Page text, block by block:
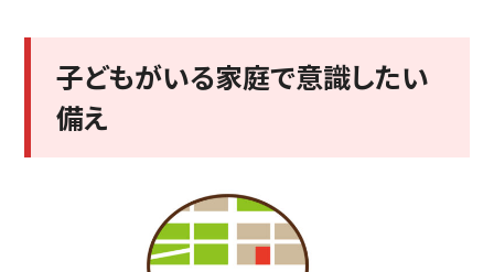
子どもがいる家庭で意識したい
備え